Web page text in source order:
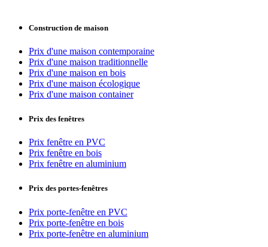
Construction de maison
Prix d'une maison contemporaine
Prix d'une maison traditionnelle
Prix d'une maison en bois
Prix d'une maison écologique
Prix d'une maison container
Prix des fenêtres
Prix fenêtre en PVC
Prix fenêtre en bois
Prix fenêtre en aluminium
Prix des portes-fenêtres
Prix porte-fenêtre en PVC
Prix porte-fenêtre en bois
Prix porte-fenêtre en aluminium